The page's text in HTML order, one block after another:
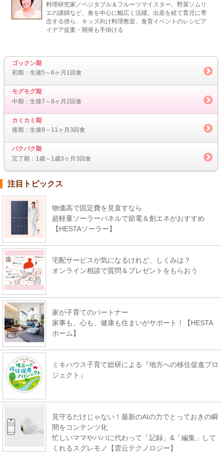
料理研究家／ベジタブル＆フルーツマイスター。野菜ソムリ
エの講師など、食を中心に幅広く活躍。出産を経て育児に専
念する傍ら、キッズ向け料理教室、食育イベントのレシピア
イデア提案・開発も手掛ける
ゴックン期
初期：生後5～6ヶ月1回食
モグモグ期
中期：生後7～8ヶ月2回食
カミカミ期
後期：生後9～11ヶ月3回食
パクパク期
完了期：1歳～1歳3ヶ月3回食
注目トピックス
物価高で固定費を見直すなら
超軽量ソーラーパネルで節電＆創エネがおすすめ
【HESTAソーラー】
宅配サービスが気になるけれど、しくみは？
オンライン相談で質問＆プレゼントをもらおう
家が子育てのパートナー
家事も、心も、健康も住まいがサポート！【HESTA
ホーム】
ミキハウス子育て総研による『地方への移住促進プロ
ジェクト』
見守るだけじゃない！最新のAIの力でとっておきの瞬
間をコンテンツ化
忙しいママやパパに代わって「記録」&「編集」して
くれるスグレモノ【雲云テクノロジー】